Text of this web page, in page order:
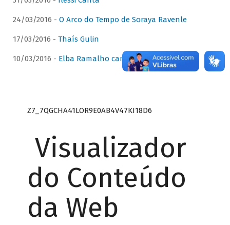
24/03/2016 - O Arco do Tempo de Soraya Ravenle
17/03/2016 - Thaís Gulin
10/03/2016 - Elba Ramalho canta Dominguinhos
Z7_7QGCHA41LOR9E0AB4V47KI18D6
Visualizador
do Conteúdo
da Web